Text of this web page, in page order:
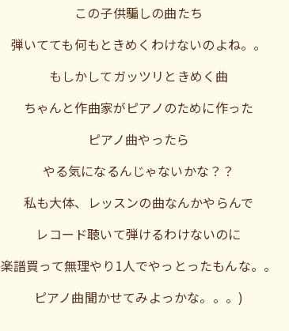
この子供騙しの曲たち
弾いてても何もときめくわけないのよね。。
もしかしてガッツリときめく曲
ちゃんと作曲家がピアノのために作った
ピアノ曲やったら
やる気になるんじゃないかな？？
私も大体、レッスンの曲なんかやらんで
レコード聴いて弾けるわけないのに
楽譜買って無理やり1人でやっとったもんな。。
ピアノ曲聞かせてみよっかな。。。)